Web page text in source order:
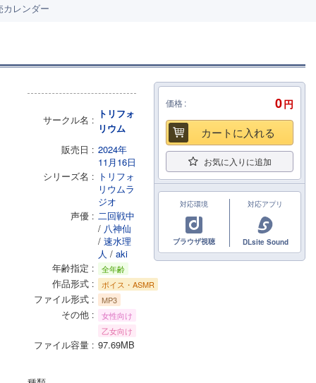
カレンダー
サークル名
トリフォ
リウム
販売日
2024年
11月16日
シリーズ名
トリフォ
リウムラ
ジオ
声優
二回戦中
/ 八神仙
/ 速水理
人 / aki
年齢指定
全年齢
作品形式 ボイス・ASMR
ファイル形式 MP3
その他
女性向け
乙女向け
ファイル容量 97.69MB
価格 0円
カートに入れる
お気に入りに追加
対応環境
ブラウザ視聴
対応アプリ
DLsite Sound